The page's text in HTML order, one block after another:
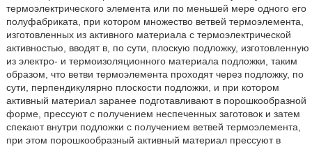
термоэлектрического элемента или по меньшей мере одного его
полуфабриката, при котором множество ветвей термоэлемента,
изготовленных из активного материала с термоэлектрической
активностью, вводят в, по сути, плоскую подложку, изготовленную
из электро- и термоизоляционного материала подложки, таким
образом, что ветви термоэлемента проходят через подложку, по
сути, перпендикулярно плоскости подложки, и при котором
активный материал заранее подготавливают в порошкообразной
форме, прессуют с получением неспеченных заготовок и затем
спекают внутри подложки с получением ветвей термоэлемента,
при этом порошкообразный активный материал прессуют в